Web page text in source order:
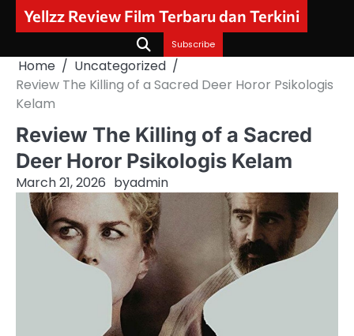
SkipYellzz Review Film Terbaru dan Terkini
Subscribe
Home
Uncategorized
Review The Killing of a Sacred Deer Horor Psikologis
Kelam
Review The Killing of a Sacred
Deer Horor Psikologis Kelam
March 21, 2026 byadmin